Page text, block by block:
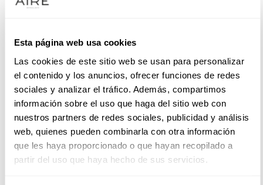
Esta página web usa cookies
Las cookies de este sitio web se usan para personalizar
el contenido y los anuncios, ofrecer funciones de redes
sociales y analizar el tráfico. Además, compartimos
información sobre el uso que haga del sitio web con
nuestros partners de redes sociales, publicidad y análisis
web, quienes pueden combinarla con otra información
que les haya proporcionado o que hayan recopilado a
partir del uso que haya hecho de sus servicios.